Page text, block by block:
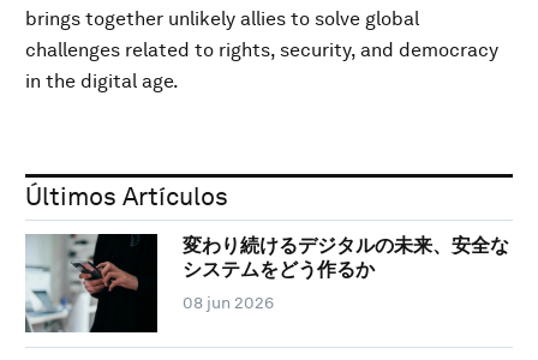
brings together unlikely allies to solve global
challenges related to rights, security, and democracy
in the digital age.
Últimos Artículos
変わり続けるデジタルの未来、安全な
システムをどう作るか
08 jun 2026